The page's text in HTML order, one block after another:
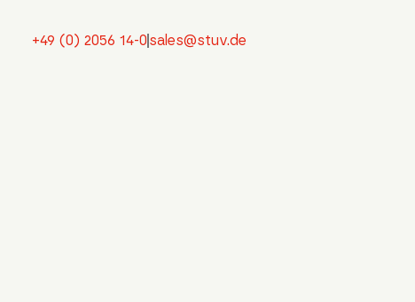
+49 (0) 2056 14-0 sales@stuv.de